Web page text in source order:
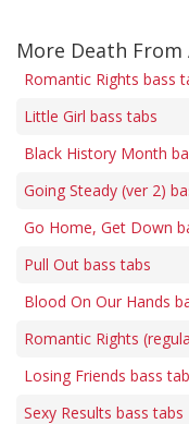
More Death From
Romantic Rights bass
Little Girl bass tabs
Black History Month
Going Steady (ver 2)
Go Home, Get Down
Pull Out bass tabs
Blood On Our Hands
Romantic Rights
Losing Friends bass
Sexy Results bass tabs